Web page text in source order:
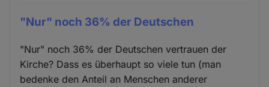
"Nur" noch 36% der Deutschen
"Nur" noch 36% der Deutschen vertrauen der
Kirche? Dass es überhaupt so viele tun (man
bedenke den Anteil an Menschen anderer